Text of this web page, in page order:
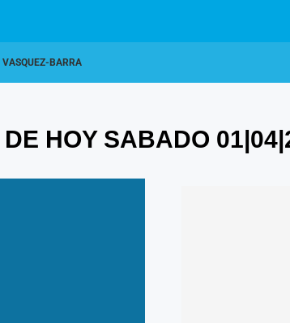
VASQUEZ-BARRA
HOY SABADO